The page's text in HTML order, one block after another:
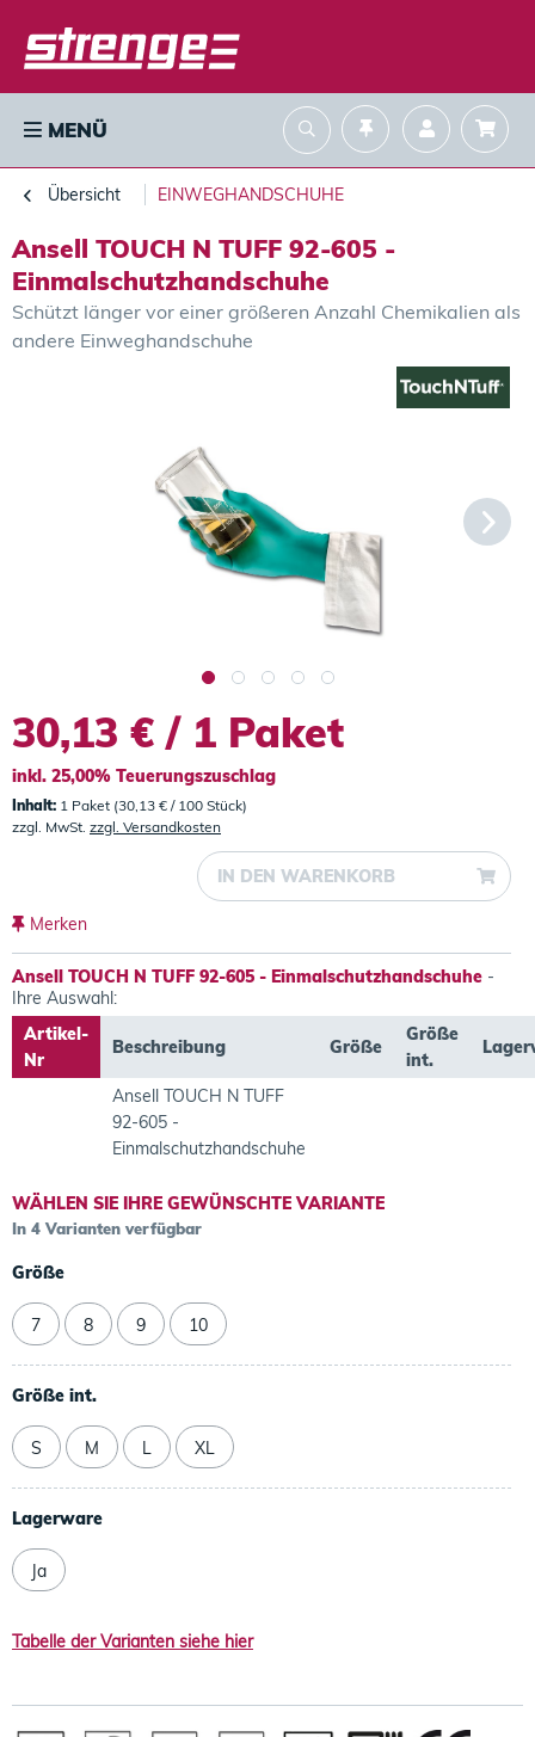
MENÜ
Übersicht EINWEGHANDSCHUHE
Ansell TOUCH N TUFF 92-605 -
Einmalschutzhandschuhe
Schützt länger vor einer größeren Anzahl Chemikalien als
andere Einweghandschuhe
30,13 € / 1 Paket
inkl. 25,00% Teuerungszuschlag
Inhalt: 1 Paket (30,13 € / 100 Stück)
zzgl. MwSt. zzgl. Versandkosten
IN DEN WARENKORB
Merken
Ansell TOUCH N TUFF 92-605 - Einmalschutzhandschuhe -
Ihre Auswahl:
Artikel-
Nr
Beschreibung Größe
Größe
int.
Ansell TOUCH N TUFF
92-605 -
Einmalschutzhandschuhe
WÄHLEN SIE IHRE GEWÜNSCHTE VARIANTE
In 4 Varianten verfügbar
Größe
7 8 9 10
Größe int.
S M L XL
Lagerware
Ja
Tabelle der Varianten siehe hier